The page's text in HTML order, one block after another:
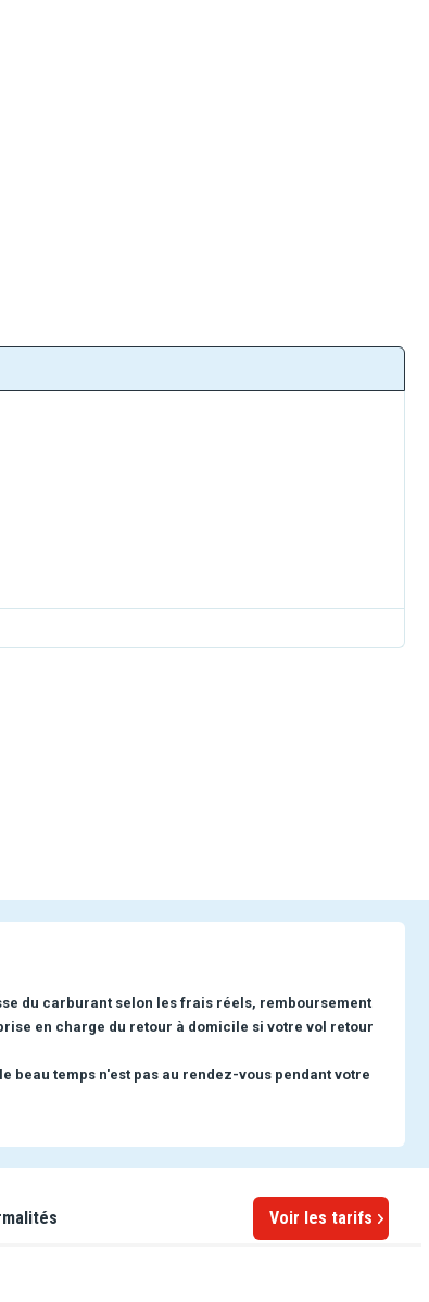
du carburant selon les frais réels, remboursement
en charge du retour à domicile si votre vol retour
beau temps n'est pas au rendez-vous pendant votre
Voir les tarifs